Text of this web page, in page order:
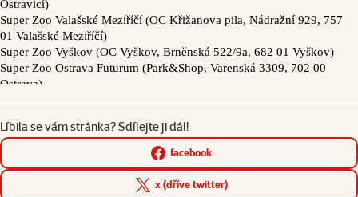
Líbila se vám stránka? Sdílejte ji dál!
facebook
x (dříve twitter)